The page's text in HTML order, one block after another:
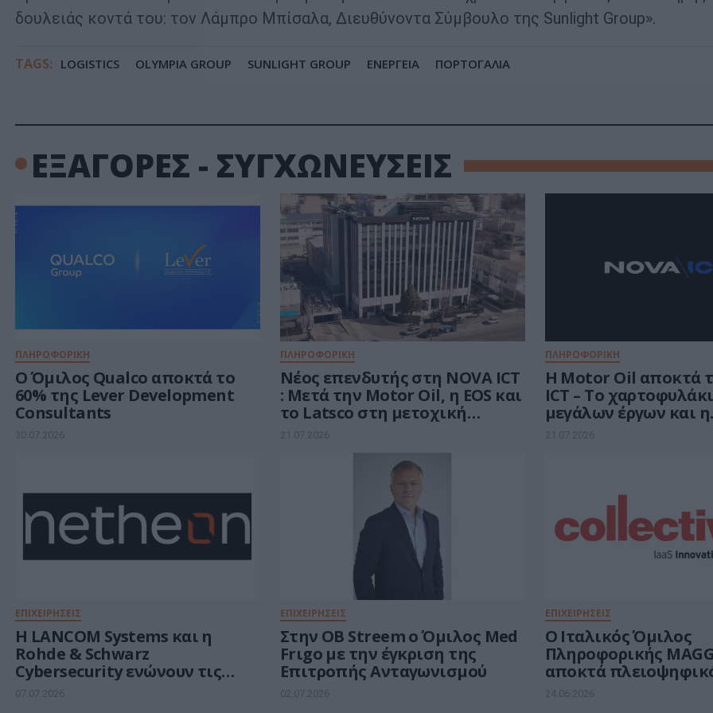
δουλειάς κοντά του: τον Λάμπρο Μπίσαλα, Διευθύνοντα Σύμβουλο της Sunlight Group».
TAGS: LOGISTICS OLYMPIA GROUP SUNLIGHT GROUP ΕΝΕΡΓΕΙΑ ΠΟΡΤΟΓΑΛΙΑ
ΕΞΑΓΟΡΕΣ - ΣΥΓΧΩΝΕΥΣΕΙΣ
ΠΛΗΡΟΦΟΡΙΚΗ
Ο Όμιλος Qualco αποκτά το
60% της Lever Development
Consultants
30.07.2026
ΠΛΗΡΟΦΟΡΙΚΗ
Νέος επενδυτής στη NOVA ICT
: Μετά την Motor Oil, η EOS και
το Latsco στη μετοχική
σύνθεση
21.07.2026
ΠΛΗΡΟΦΟΡΙΚΗ
Η Motor Oil αποκτά
ICT – Το
μεγάλων έργων και η
αποτίμηση των 120
21.07.2026
ΕΠΙΧΕΙΡΗΣΕΙΣ
Η LANCOM Systems και η
Rohde & Schwarz
Cybersecurity ενώνουν τις
δυνάμεις τους ως Rohde &
07.07.2026
ΕΠΙΧΕΙΡΗΣΕΙΣ
Στην OB Streem ο Όμιλος Med
Frιgo με την έγκριση της
Επιτροπής Ανταγωνισμού
02.07.2026
ΕΠΙΧΕΙΡΗΣΕΙΣ
O Ιταλικός Όμιλος
Πληροφορικής
αποκτά
μετοχών της
24.06.2026